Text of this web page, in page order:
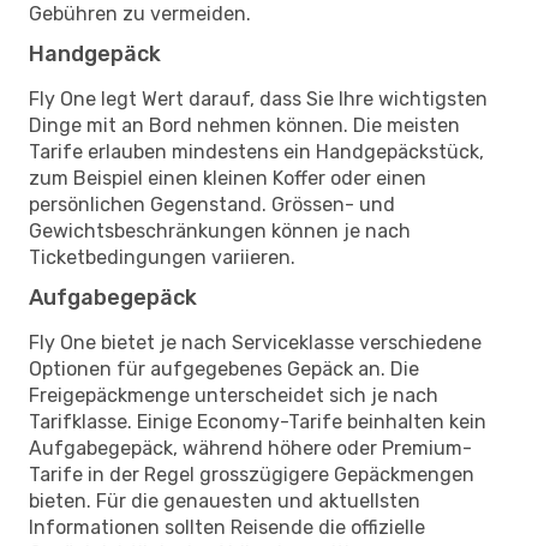
Gebühren zu vermeiden.
Handgepäck
Fly One legt Wert darauf, dass Sie Ihre wichtigsten
Dinge mit an Bord nehmen können. Die meisten
Tarife erlauben mindestens ein Handgepäckstück,
zum Beispiel einen kleinen Koffer oder einen
persönlichen Gegenstand. Grössen- und
Gewichtsbeschränkungen können je nach
Ticketbedingungen variieren.
Aufgabegepäck
Fly One bietet je nach Serviceklasse verschiedene
Optionen für aufgegebenes Gepäck an. Die
Freigepäckmenge unterscheidet sich je nach
Tarifklasse. Einige Economy-Tarife beinhalten kein
Aufgabegepäck, während höhere oder Premium-
Tarife in der Regel grosszügigere Gepäckmengen
bieten. Für die genauesten und aktuellsten
Informationen sollten Reisende die offizielle